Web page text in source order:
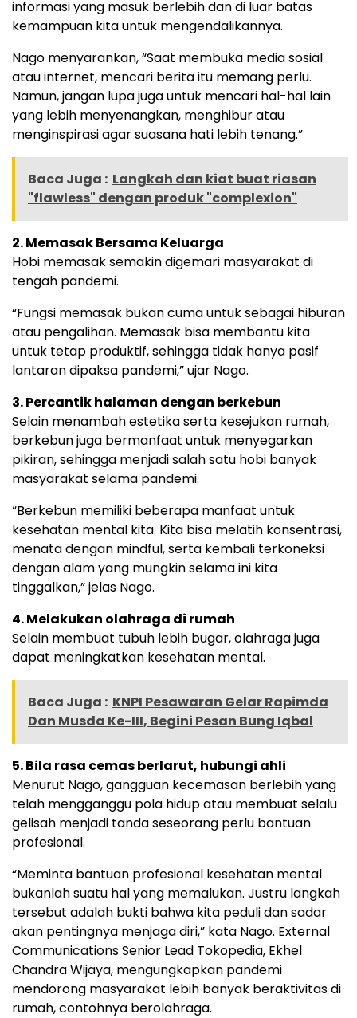
informasi yang masuk berlebih dan di luar batas
kemampuan kita untuk mengendalikannya.
Nago menyarankan, “Saat membuka media sosial
atau internet, mencari berita itu memang perlu.
Namun, jangan lupa juga untuk mencari hal-hal lain
yang lebih menyenangkan, menghibur atau
menginspirasi agar suasana hati lebih tenang.”
Baca Juga : Langkah dan kiat buat riasan
"flawless" dengan produk "complexion"
2. Memasak Bersama Keluarga
Hobi memasak semakin digemari masyarakat di
tengah pandemi.
“Fungsi memasak bukan cuma untuk sebagai hiburan
atau pengalihan. Memasak bisa membantu kita
untuk tetap produktif, sehingga tidak hanya pasif
lantaran dipaksa pandemi,” ujar Nago.
3. Percantik halaman dengan berkebun
Selain menambah estetika serta kesejukan rumah,
berkebun juga bermanfaat untuk menyegarkan
pikiran, sehingga menjadi salah satu hobi banyak
masyarakat selama pandemi.
“Berkebun memiliki beberapa manfaat untuk
kesehatan mental kita. Kita bisa melatih konsentrasi,
menata dengan mindful, serta kembali terkoneksi
dengan alam yang mungkin selama ini kita
tinggalkan,” jelas Nago.
4. Melakukan olahraga di rumah
Selain membuat tubuh lebih bugar, olahraga juga
dapat meningkatkan kesehatan mental.
Baca Juga : KNPI Pesawaran Gelar Rapimda
Dan Musda Ke-III, Begini Pesan Bung Iqbal
5. Bila rasa cemas berlarut, hubungi ahli
Menurut Nago, gangguan kecemasan berlebih yang
telah mengganggu pola hidup atau membuat selalu
gelisah menjadi tanda seseorang perlu bantuan
profesional.
“Meminta bantuan profesional kesehatan mental
bukanlah suatu hal yang memalukan. Justru langkah
tersebut adalah bukti bahwa kita peduli dan sadar
akan pentingnya menjaga diri,” kata Nago. External
Communications Senior Lead Tokopedia, Ekhel
Chandra Wijaya, mengungkapkan pandemi
mendorong masyarakat lebih banyak beraktivitas di
rumah, contohnya berolahraga.